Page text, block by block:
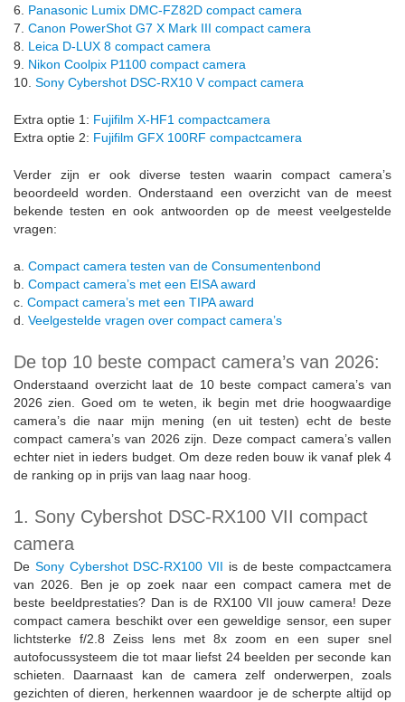
6. Panasonic Lumix DMC-FZ82D compact camera
7. Canon PowerShot G7 X Mark III compact camera
8. Leica D-LUX 8 compact camera
9. Nikon Coolpix P1100 compact camera
10. Sony Cybershot DSC-RX10 V compact camera
Extra optie 1: Fujifilm X-HF1 compactcamera
Extra optie 2: Fujifilm GFX 100RF compactcamera
Verder zijn er ook diverse testen waarin compact camera’s
beoordeeld worden. Onderstaand een overzicht van de meest
bekende testen en ook antwoorden op de meest veelgestelde
vragen:
a. Compact camera testen van de Consumentenbond
b. Compact camera’s met een EISA award
c. Compact camera’s met een TIPA award
d. Veelgestelde vragen over compact camera’s
De top 10 beste compact camera’s van 2026:
Onderstaand overzicht laat de 10 beste compact camera’s van
2026 zien. Goed om te weten, ik begin met drie hoogwaardige
camera’s die naar mijn mening (en uit testen) echt de beste
compact camera’s van 2026 zijn. Deze compact camera’s vallen
echter niet in ieders budget. Om deze reden bouw ik vanaf plek 4
de ranking op in prijs van laag naar hoog.
1. Sony Cybershot DSC-RX100 VII compact
camera
De Sony Cybershot DSC-RX100 VII is de beste compactcamera
van 2026. Ben je op zoek naar een compact camera met de
beste beeldprestaties? Dan is de RX100 VII jouw camera! Deze
compact camera beschikt over een geweldige sensor, een super
lichtsterke f/2.8 Zeiss lens met 8x zoom en een super snel
autofocussysteem die tot maar liefst 24 beelden per seconde kan
schieten. Daarnaast kan de camera zelf onderwerpen, zoals
gezichten of dieren, herkennen waardoor je de scherpte altijd op